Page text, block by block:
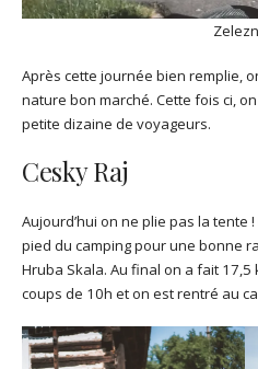
Après cette journée bien remplie,
nature bon marché. Cette fois ci,
petite dizaine de voyageurs.
Cesky Raj
Aujourd’hui on ne plie pas la tente
pied du camping pour une bonne
Hruba Skala. Au final on a fait 17,5
coups de 10h et on est rentré au